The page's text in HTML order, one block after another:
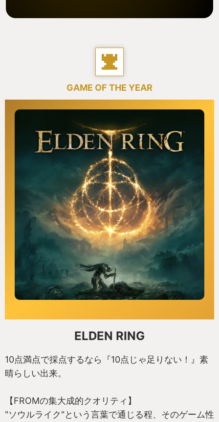
GAME OF THE YEAR
ELDEN RING
10点満点で採点するなら『10点じゃ足りない！』素
晴らしい出来。
【FROMの集大成的クオリティ】
"ソウルライク"という言葉で通じる程、そのゲーム性